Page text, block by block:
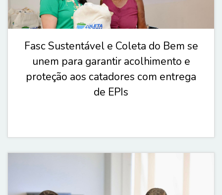
Fasc Sustentável e Coleta do Bem se
unem para garantir acolhimento e
proteção aos catadores com entrega
de EPIs